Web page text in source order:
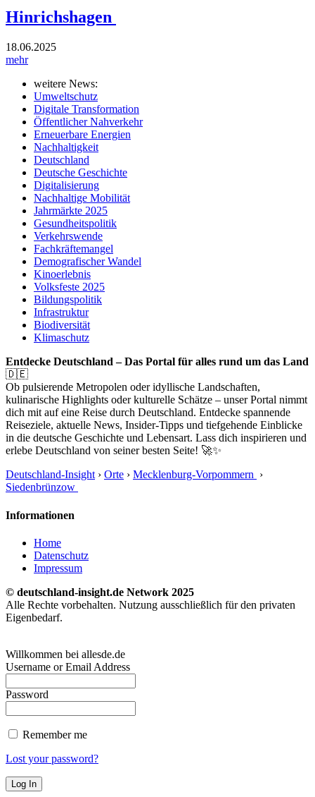
Hinrichshagen
18.06.2025
mehr
weitere News:
Umweltschutz
Digitale Transformation
Öffentlicher Nahverkehr
Erneuerbare Energien
Nachhaltigkeit
Deutschland
Deutsche Geschichte
Digitalisierung
Nachhaltige Mobilität
Jahrmärkte 2025
Gesundheitspolitik
Verkehrswende
Fachkräftemangel
Demografischer Wandel
Kinoerlebnis
Volksfeste 2025
Bildungspolitik
Infrastruktur
Biodiversität
Klimaschutz
Entdecke Deutschland – Das Portal für alles rund um das Land
🇩🇪
Ob pulsierende Metropolen oder idyllische Landschaften,
kulinarische Highlights oder kulturelle Schätze – unser Portal nimmt
dich mit auf eine Reise durch Deutschland. Entdecke spannende
Reiseziele, aktuelle News, Insider-Tipps und tiefgehende Einblicke
in die deutsche Geschichte und Lebensart. Lass dich inspirieren und
erlebe Deutschland von seiner besten Seite! 🚀✨
Deutschland-Insight › Orte › Mecklenburg-Vorpommern ›
Siedenbrünzow
Informationen
Home
Datenschutz
Impressum
© deutschland-insight.de Network 2025
Alle Rechte vorbehalten. Nutzung ausschließlich für den privaten
Eigenbedarf.
Willkommen bei allesde.de
Username or Email Address
Password
Remember me
Lost your password?